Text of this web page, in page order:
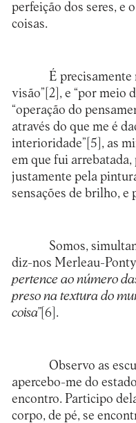
perfeição dos seres, e
coisas.
É precisamente
visão” [2] , e “por meio
“operação do
através do que me é
interioridade” [5] , as
em que fui
justamente pela
sensações de brilho, e
Somos,
diz-nos Merleau-
pertence ao número
preso na textura do
coisa”[6] .
Observo as
apercebo-me do
encontro. Participo
corpo, de pé, se